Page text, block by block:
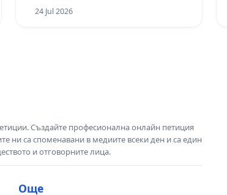
24 Jul 2026
Създайте професионална онлайн петиция
ни са споменавани в медиите всеки ден и са един
и отговорните лица.
Още